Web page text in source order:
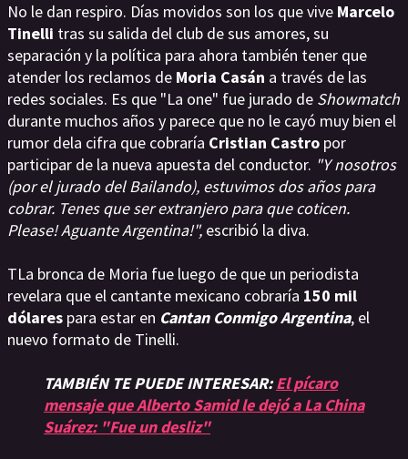
No le dan respiro. Días movidos son los que vive Marcelo
Tinelli tras su salida del club de sus amores, su
separación y la política para ahora también tener que
atender los reclamos de Moria Casán a través de las
redes sociales. Es que "La one" fue jurado de Showmatch
durante muchos años y parece que no le cayó muy bien el
rumor dela cifra que cobraría Cristian Castro por
participar de la nueva apuesta del conductor. "Y nosotros
(por el jurado del Bailando), estuvimos dos años para
cobrar. Tenes que ser extranjero para que coticen.
Please! Aguante Argentina!", escribió la diva.
TLa bronca de Moria fue luego de que un periodista
revelara que el cantante mexicano cobraría 150 mil
dólares para estar en Cantan Conmigo Argentina, el
nuevo formato de Tinelli.
TAMBIÉN TE PUEDE INTERESAR:El pícaro
mensaje que Alberto Samid le dejó a La China
Suárez: "Fue un desliz"